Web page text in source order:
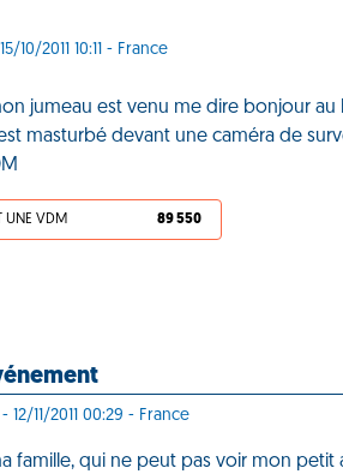
10/2011 10:11 - France
jumeau est venu me dire bonjour
masturbé devant une caméra de
UNE VDM 89 550
12/11/2011 00:29 - France
famille, qui ne peut pas voir mon